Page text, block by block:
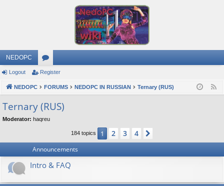
NEDOPC
or
u
m
s
Logout Register
NEDOPC FORUMS NEDOPC IN RUSSIAN Ternary (RUS)
Ternary (RUS)
Moderator: haqreu
184 topics 1 2 3 4
Announcements
Intro & FAQ